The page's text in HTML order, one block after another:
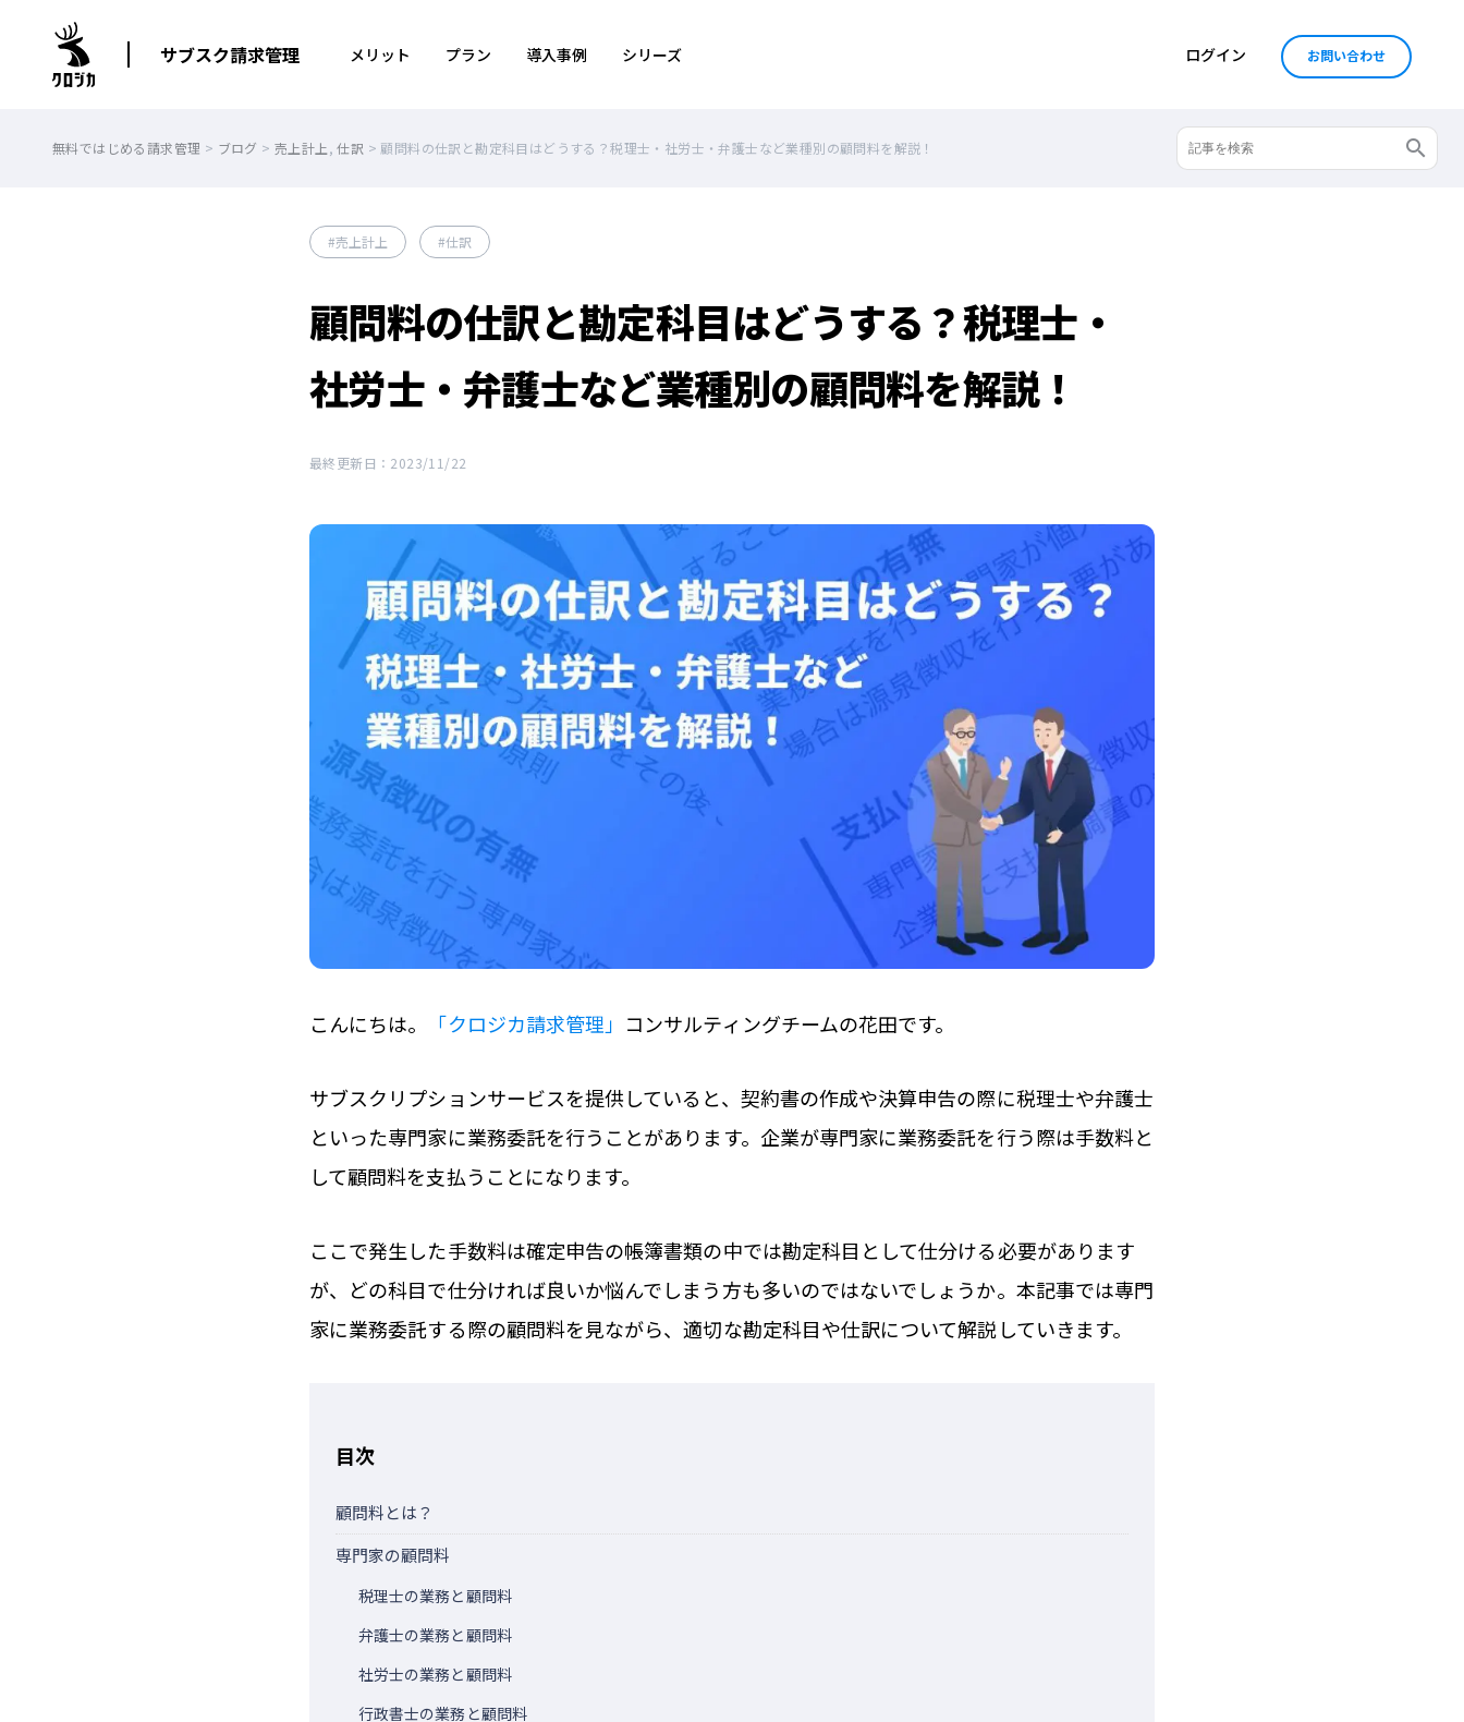
サブスク請求管理 メリット プラン 導入事例 シリーズ ログイン お問い合わせ
無料ではじめる請求管理 > ブログ >売上計上,仕訳 > 顧問料の仕訳と勘定科目はどうする？税理士・社労士・弁護士など業種別の顧問料を解説！
売上計上 仕訳
顧問料の仕訳と勘定科目はどうする？税理士・
社労士・弁護士など業種別の顧問料を解説！
最終更新日：2023/11/22
こんにちは。 「クロジカ請求管理」 コンサルティングチームの花田です。
サブスクリプションサービスを提供していると、契約書の作成や決算申告の際に税理士や弁護士
といった専門家に業務委託を行うことがあります。企業が専門家に業務委託を行う際は手数料と
して顧問料を支払うことになります。
ここで発生した手数料は確定申告の帳簿書類の中では勘定科目として仕分ける必要があります
が、どの科目で仕分ければ良いか悩んでしまう方も多いのではないでしょうか。本記事では専門
家に業務委託する際の顧問料を見ながら、適切な勘定科目や仕訳について解説していきます。
目次
顧問料とは？
専門家の顧問料
税理士の業務と顧問料
弁護士の業務と顧問料
社労士の業務と顧問料
行政書士の業務と顧問料